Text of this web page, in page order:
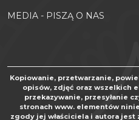
MEDIA - PISZĄ O NAS
Kopiowanie, przetwarzanie,
opisów, zdjęć oraz wszelkich
przekazywanie, przesyłanie
stronach www. elementów
zgody jej właściciela i autora